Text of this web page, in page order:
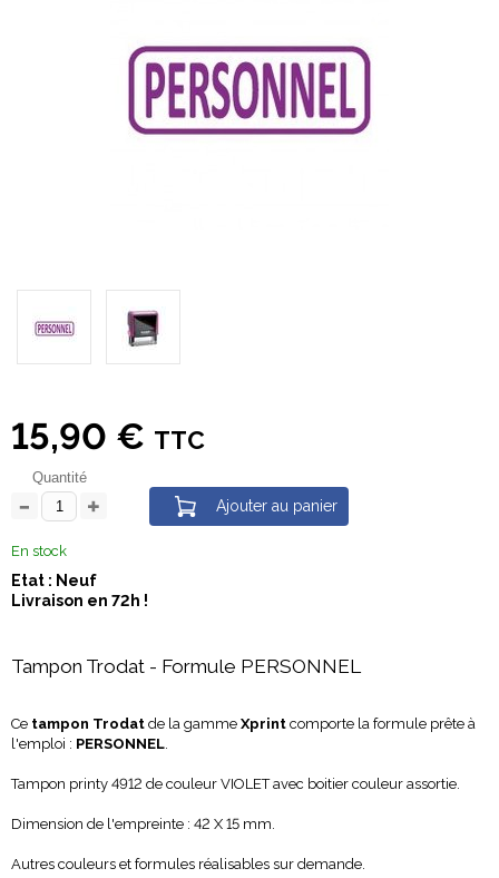
15,90 € TTC
Quantité
Ajouter au panier
En stock
Etat : Neuf
Livraison en 72h !
Tampon Trodat - Formule PERSONNEL
Ce tampon Trodat de la gamme Xprint comporte la formule prête à
l'emploi : PERSONNEL.
Tampon printy 4912 de couleur VIOLET avec boitier couleur assortie.
Dimension de l'empreinte : 42 X 15 mm.
Autres couleurs et formules réalisables sur demande.